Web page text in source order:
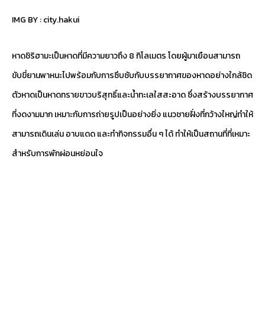
IMG BY :city.hakui
หาดชิริฮามะเป็นหาดที่มีความยาวถึง 8 กิโลเมตร โดยผู้มาเยือนสามารถ
ขับขี่ยานพาหนะไปพร้อมกับการซึบซับกับบรรยากาศของหาดอย่างใกล้ชิด
ตัวหาดเป็นหาดทรายขาวบริสุทธิ์และน้ำทะเลใสสะอาด ซึ่งสร้างบรรยากาศ
ที่งดงามมาก เหมาะกับการถ่ายรูปเป็นอย่างยิ่ง แนวชายฝั่งที่กว้างใหญ่ทำให้
สามารถเดินเล่น อาบแดด และทำกิจกรรมอื่น ๆ ได้ ทำให้เป็นสถานที่ที่เหมาะ
สำหรับการพักผ่อนหย่อนใจ